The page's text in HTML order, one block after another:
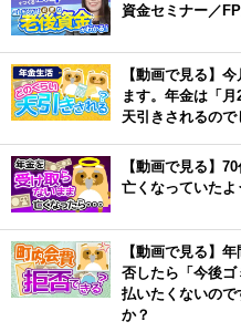
資金セミナー／
【動画で見る】
ます。年金は「
天引きされるので
【動画で見る】
亡くなっていた
【動画で見る】
否したら「今後ゴ
払いたくないので
か？